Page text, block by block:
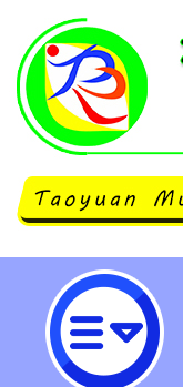
有關新進教
載附檔填寫
相關證件正